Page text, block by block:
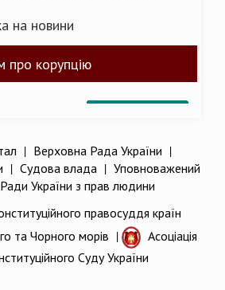
на новини
про корупцію
| Верховна Рада України |
| Судова влада| Уповноважений
України з прав людини
правосуддя країн
та Чорного морів |
Асоціація
Суду України